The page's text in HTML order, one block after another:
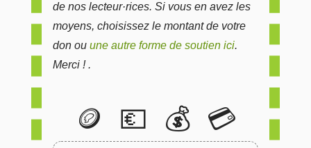
de nos lecteur·rices. Si vous en avez les
moyens, choisissez le montant de votre
don ou une autre forme de soutien ici.
Merci ! .
🪙 💶 💰 💳